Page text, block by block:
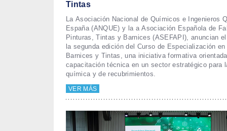
Tintas
La Asociación Nacional de Químicos e Ingenieros
España (ANQUE) y la a Asociación Española de
Pinturas, Tintas y Barnices (ASEFAPI), anuncian
la segunda edición del Curso de Especialización
Barnices y Tintas, una iniciativa formativa
capacitación técnica en un sector estratégico para
química y de recubrimientos.
VER MÁS